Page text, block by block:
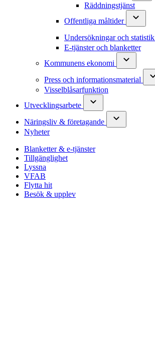
Räddningstjänst
Offentliga måltider
Undersökningar och statistik
E-tjänster och blanketter
Kommunens ekonomi
Press och informationsmaterial
Visselblåsarfunktion
Utvecklingsarbete
Näringsliv & företagande
Nyheter
Blanketter & e-tjänster
Tillgänglighet
Lyssna
VFAB
Flytta hit
Besök & upplev